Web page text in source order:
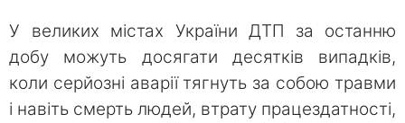
У великих містах України ДТП за останню
добу можуть досягати десятків випадків,
коли серйозні аварії тягнуть за собою травми
і навіть смерть людей, втрату працездатності,